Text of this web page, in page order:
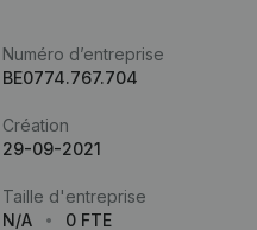
Numéro d’entreprise
BE0774.767.704
Création
29-09-2021
Taille d'entreprise
N/A
0 FTE